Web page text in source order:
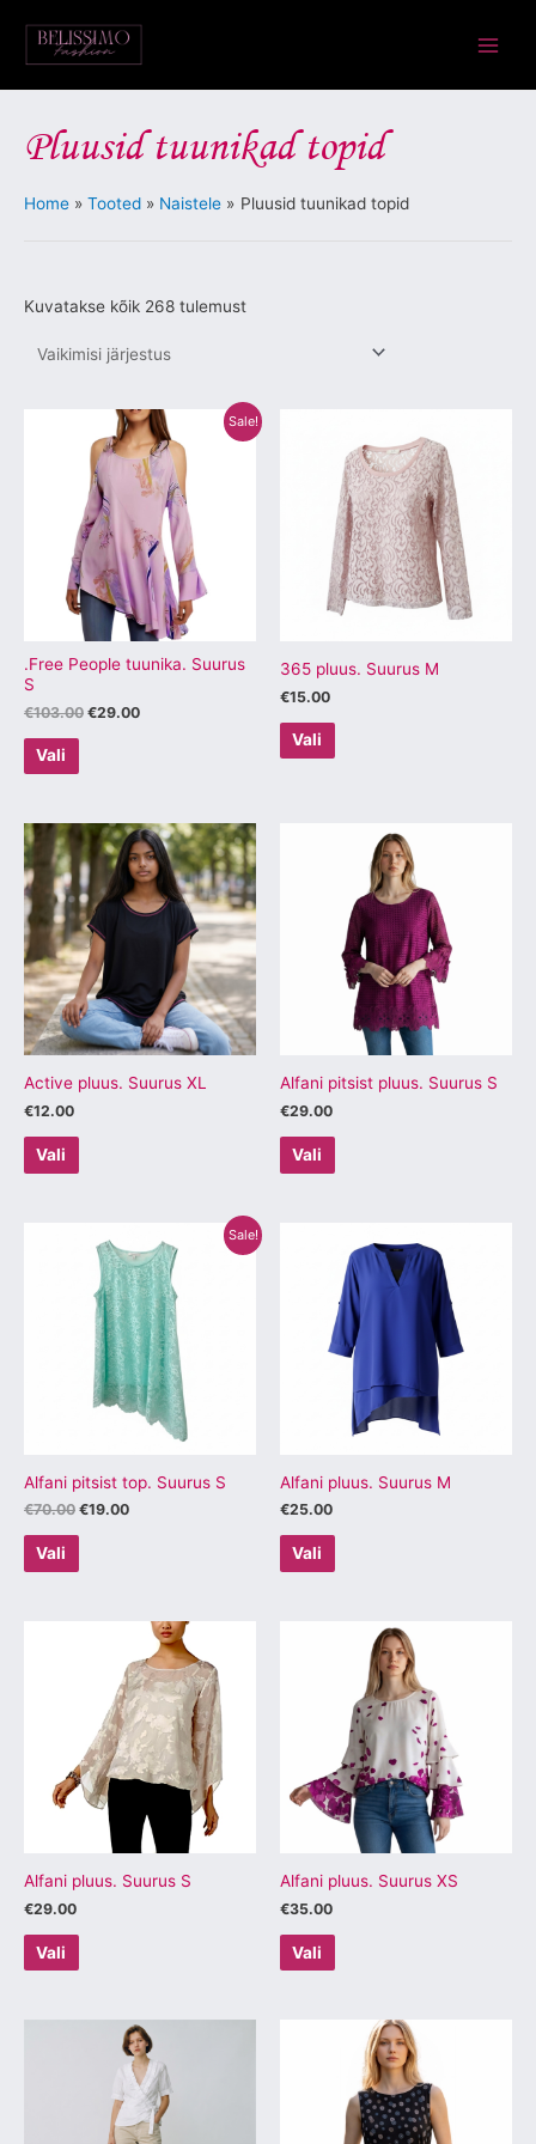
Menu
Pluusid tuunikad topid
Home Tooted Naistele Pluusid tuunikad topid
Kuvatakse kõik 268 tulemust
Sale!
.Free People tuunika. Suurus
S
€103.00
Algne
hind
oli:
€103.00.
€29.00
Praegune
hind
on:
€29.00.
Vali
Sellel
tootel
on
mitu
varianti.
Valikuid
saab
teha
tootelehel.
365 pluus. Suurus M
€15.00
Vali
tootel
on
mitu
varianti.
Valikuid
saab
tootelehel.
Active pluus. Suurus XL
€12.00
Vali
Sellel
tootel
on
mitu
varianti.
Valikuid
saab
teha
tootelehel.
Alfani pitsist pluus. Suurus S
€29.00
Vali
tootel
mitu
varianti.
Valikuid
saab
teha
tootelehel.
Sale!
Alfani pitsist top. Suurus S
€70.00
hind
€70.00.
€19.00
hind
on:
€19.00.
Vali
Sellel
tootel
on
mitu
varianti.
Valikuid
tootelehel.
Alfani pluus. Suurus M
€25.00
Vali
tootel
on
mitu
varianti.
Valikuid
saab
tootelehel.
Alfani pluus. Suurus S
€29.00
Vali
mitu
varianti.
Valikuid
saab
teha
tootelehel.
Alfani pluus. Suurus XS
€35.00
Vali
tootel
mitu
varianti.
Valikuid
saab
teha
tootelehel.
mitu
Sellel
tootel
on
mitu